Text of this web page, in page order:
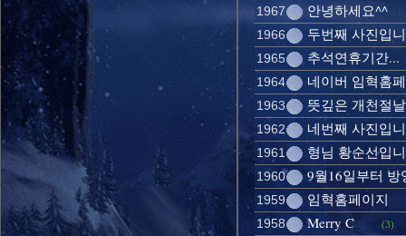
1967 안녕하세요^^
1966 두번째 사진입
1965 추석연휴기간...
1964 네이버 임혁홈
1963 뜻깊은 개천절
1962 네번째 사진입
1961 형님 황순선입
1960 9월16일부터 방
1959 임혁홈페이지
1958 Merry C (3)